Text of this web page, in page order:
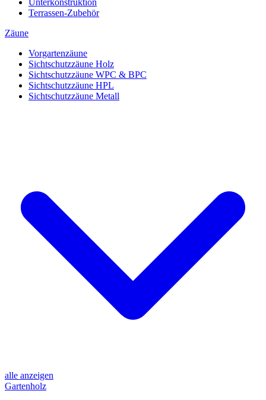
Unterkonstruktion
Terrassen-Zubehör
Zäune
Vorgartenzäune
Sichtschutzzäune Holz
Sichtschutzzäune WPC & BPC
Sichtschutzzäune HPL
Sichtschutzzäune Metall
alle anzeigen
Gartenholz